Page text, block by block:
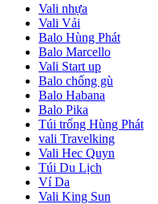
Vali nhựa
Vali Vải
Balo Hùng Phát
Balo Marcello
Vali Start up
Balo chống gù
Balo Habana
Balo Pika
Túi trống Hùng Phát
vali Travelking
Vali Hec Quyn
Túi Du Lịch
Ví Da
Vali King Sun